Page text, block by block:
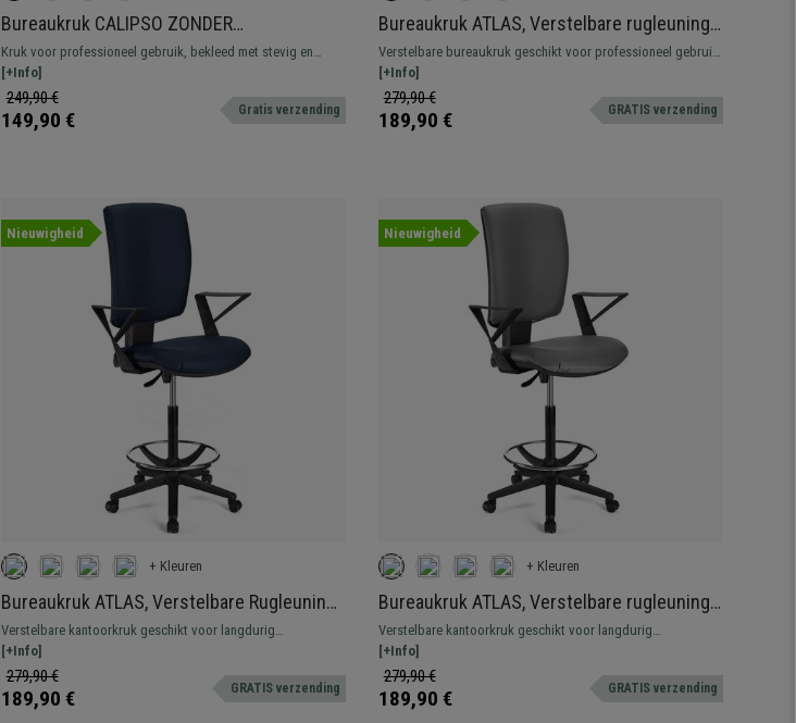
Bureaukruk CALIPSO ZONDER
ARMLEUNINGEN, Verstelbare Rugleuning,
Dikke Vulling, in Blauw Leder
Kruk voor professioneel gebruik, bekleed met stevig en
comfortabel leder. Verstelbaar, met voetsteun.
[+Info]
249,90 €
149,90 € Gratis verzending
Bureaukruk ATLAS, Verstelbare rugleuning,
Dikke Vulling, in Blauwe Stof
Verstelbare bureaukruk geschikt voor professioneel gebruik.
Robuust, resistent en comfortabel.
[+Info]
279,90 €
189,90 € GRATIS verzending
Nieuwigheid
+ Kleuren
Bureaukruk ATLAS, Verstelbare Rugleuning,
Dikke Vulling, in Blauw Leder
Verstelbare kantoorkruk geschikt voor langdurig
professioneel gebruik. Stevig, resistent en comfortabel.
[+Info]
279,90 €
189,90 € GRATIS verzending
Nieuwigheid
+ Kleuren
Bureaukruk ATLAS, Verstelbare rugleuning,
Dikke Vulling, in Grijs Leder
Verstelbare kantoorkruk geschikt voor langdurig
professioneel gebruik. Stevig, resistent en comfortabel.
[+Info]
279,90 €
189,90 € GRATIS verzending